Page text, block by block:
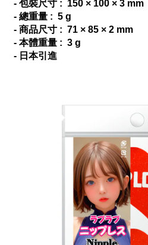
- 包裝尺寸 : 150 × 100 × 3 mm
- 總重量 : 5 g
- 商品尺寸 : 71 × 85 × 2 mm
- 本體重量 : 3 g
- 日本引進